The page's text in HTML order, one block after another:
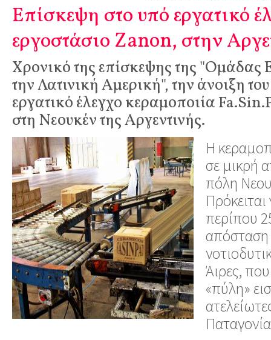
Επίσκεψη στο υπό εργατικό
εργοστάσιο Zanon, στην
Χρονικό της επίσκεψης της "Ομάδας
την Λατινική Αμερική", την άνοιξη
εργατικό έλεγχο κεραμοποιία
στη Νεουκέν της Αργεντινής.
Η
σε μικρή
πόλη
περίπου
απόσταση
Άιρες,
«πύλη»